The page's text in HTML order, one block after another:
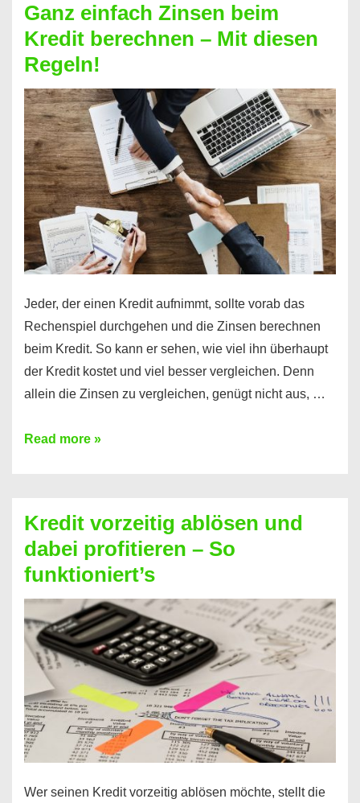
bekommen?
So
ist
es
möglich!
Ganz einfach Zinsen beim
Kredit berechnen – Mit diesen
Regeln!
Jeder, der einen Kredit aufnimmt, sollte vorab das
Rechenspiel durchgehen und die Zinsen berechnen
beim Kredit. So kann er sehen, wie viel ihn überhaupt
der Kredit kostet und viel besser vergleichen. Denn
allein die Zinsen zu vergleichen, genügt nicht aus, …
Ganz
Kredit
berechnen
–
Mit
diesen
Regeln!
Read more »
Kredit vorzeitig ablösen und
dabei profitieren – So
funktioniert’s
Wer seinen Kredit vorzeitig ablösen möchte, stellt die